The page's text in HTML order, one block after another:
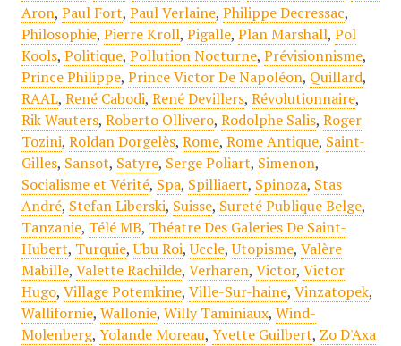
Aron, Paul Fort, Paul Verlaine, Philippe Decressac,
Philosophie, Pierre Kroll, Pigalle, Plan Marshall, Pol
Kools, Politique, Pollution Nocturne, Prévisionnisme,
Prince Philippe, Prince Victor De Napoléon, Quillard,
RAAL, René Cabodi, René Devillers, Révolutionnaire,
Rik Wauters, Roberto Ollivero, Rodolphe Salis, Roger
Tozini, Roldan Dorgelès, Rome, Rome Antique, Saint-
Gilles, Sansot, Satyre, Serge Poliart, Simenon,
Socialisme et Vérité, Spa, Spilliaert, Spinoza, Stas
André, Stefan Liberski, Suisse, Sureté Publique Belge,
Tanzanie, Télé MB, Théatre Des Galeries De Saint-
Hubert, Turquie,Ubu Roi,Uccle,Utopisme, Valère
Mabille, Valette Rachilde, Verharen, Victor, Victor
Hugo, Village Potemkine, Ville-Sur-haine, Vinzatopek,
Wallifornie, Wallonie, Willy Taminiaux, Wind-
Molenberg, Yolande Moreau, Yvette Guilbert, Zo D'Axa